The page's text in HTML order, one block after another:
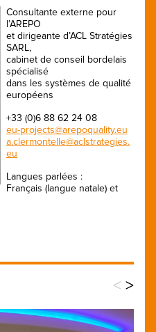
Consultante externe pour
l’AREPO
et dirigeante d’ACL Stratégies
SARL,
cabinet de conseil bordelais
spécialisé
dans les systèmes de qualité
européens
+33 (0)6 88 62 24 08
eu-projects@arepoquality.eu
a.clermontelle@aclstrategies.
eu
Langues parlées :
Français (langue natale) et
< >